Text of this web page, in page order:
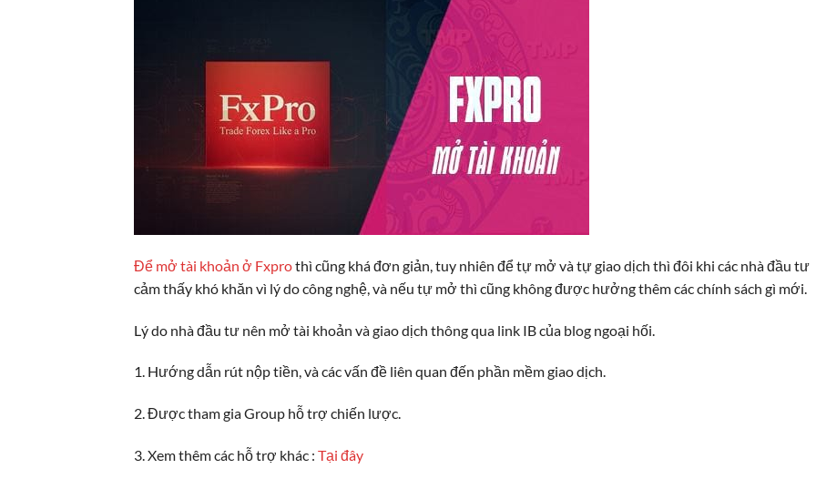
Để mở tài khoản ở Fxprothì cũng khá đơn giản, tuy nhiên để tự mở và tự giao dịch thì đôi khi các nhà đầu tư
cảm thấy khó khăn vì lý do công nghệ, và nếu tự mở thì cũng không được hưởng thêm các chính sách gì mới.
Lý do nhà đầu tư nên mở tài khoản và giao dịch thông qua link IB của blog ngoại hối.
1. Hướng dẫn rút nộp tiền, và các vấn đề liên quan đến phần mềm giao dịch.
2. Được tham gia Group hỗ trợ chiến lược.
3. Xem thêm các hỗ trợ khác : Tại đây